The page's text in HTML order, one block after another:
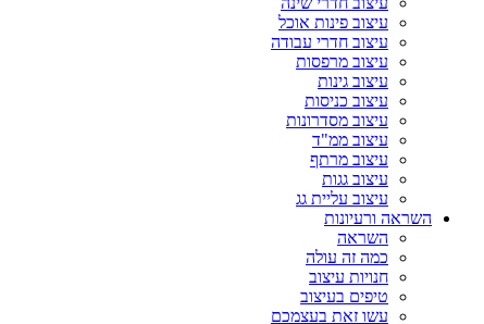
עיצוב פינות אוכל
עיצוב חדרי עבודה
עיצוב מרפסות
עיצוב גינות
עיצוב כניסות
עיצוב מסדרונות
עיצוב ממ"ד
עיצוב מרתף
עיצוב גגות
עיצוב עליית גג
השראה ורעיונות
השראה
כמה זה עולה
חנויות עיצוב
טיפים בעיצוב
עשו זאת בעצמכם